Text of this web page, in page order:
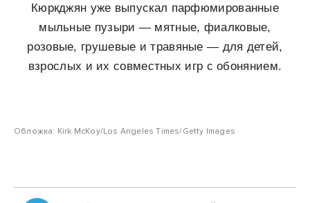
Кюркджян уже выпускал парфюмированные
мыльные пузыри — мятные, фиалковые,
розовые, грушевые и травяные — для детей,
взрослых и их совместных игр с обонянием.
Обложка: Kirk McKoy/Los Angeles Times/Getty Images